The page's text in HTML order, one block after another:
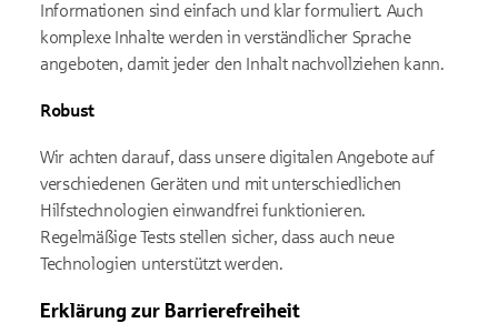
Informationen sind einfach und klar formuliert. Auch
komplexe Inhalte werden in verständlicher Sprache
angeboten, damit jeder den Inhalt nachvollziehen kann.
Robust
Wir achten darauf, dass unsere digitalen Angebote auf
verschiedenen Geräten und mit unterschiedlichen
Hilfstechnologien einwandfrei funktionieren.
Regelmäßige Tests stellen sicher, dass auch neue
Technologien unterstützt werden.
Erklärung zur Barrierefreiheit